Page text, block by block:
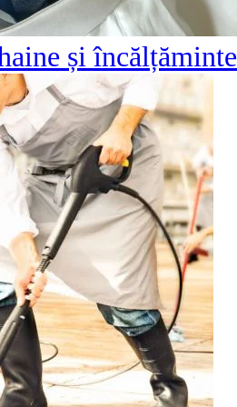
și încălțăminte